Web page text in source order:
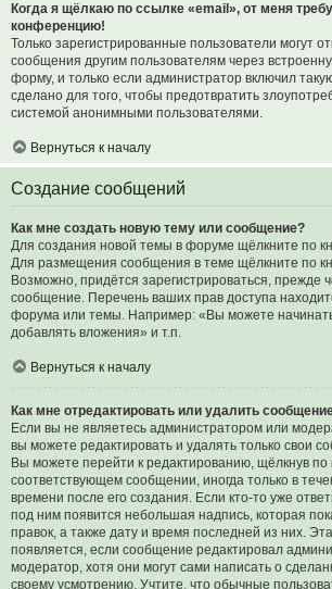
Когда я щёлкаю по ссылке «email», от меня
конференцию!
Только зарегистрированные пользователи могут
сообщения другим пользователям через
форму, и только если администратор включил
сделано для того, чтобы предотвратить
системой анонимными пользователями.
Вернуться к началу
Создание сообщений
Как мне создать новую тему или сообщение?
Для создания новой темы в форуме щёлкните по
Для размещения сообщения в теме щёлкните по
Возможно, придётся зарегистрироваться, прежде
сообщение. Перечень ваших прав доступа
форума или темы. Например: «Вы можете
добавлять вложения» и т.п.
Вернуться к началу
Как мне отредактировать или удалить
Если вы не являетесь администратором или
вы можете редактировать и удалять только свои
Вы можете перейти к редактированию, щёлкнув по
соответствующем сообщении, иногда только в
времени после его создания. Если кто-то уже
под ним появится небольшая надпись, которая
правок, а также дату и время последней из них.
появляется, если сообщение редактировал
модератор, хотя они могут сами написать о
своему усмотрению. Учтите, что обычные